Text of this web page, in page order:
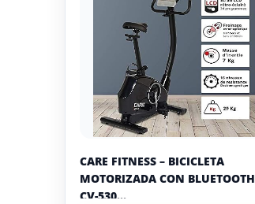
CARE FITNESS – BICICLETA
MOTORIZADA CON BLUETOOTH
CV-530...